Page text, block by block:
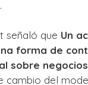
señaló que Un
forma de
sobre
cambio del